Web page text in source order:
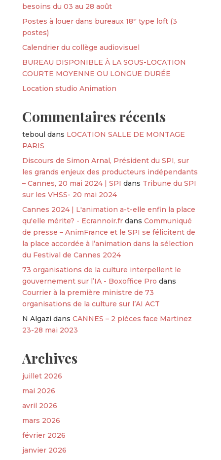
besoins du 03 au 28 août
Postes à louer dans bureaux 18ᵉ type loft (3
postes)
Calendrier du collège audiovisuel
BUREAU DISPONIBLE À LA SOUS-LOCATION
COURTE MOYENNE OU LONGUE DURÉE
Location studio Animation
Commentaires récents
teboul dans LOCATION SALLE DE MONTAGE
PARIS
Discours de Simon Arnal, Président du SPI, sur
les grands enjeux des producteurs indépendants
– Cannes, 20 mai 2024 | SPI dans Tribune du SPI
sur les VHSS- 20 mai 2024
Cannes 2024 | L'animation a-t-elle enfin la place
qu'elle mérite? - Ecrannoir.frdans Communiqué
de presse – AnimFrance et le SPI se félicitent de
la place accordée à l’animation dans la sélection
du Festival de Cannes 2024
73 organisations de la culture interpellent le
gouvernement sur l’IA - Boxoffice Pro dans
Courrier à la première ministre de 73
organisations de la culture sur l’AI ACT
N Algazi dans CANNES – 2 pièces face Martinez
23-28 mai 2023
Archives
juillet 2026
mai 2026
avril 2026
mars 2026
février 2026
janvier 2026